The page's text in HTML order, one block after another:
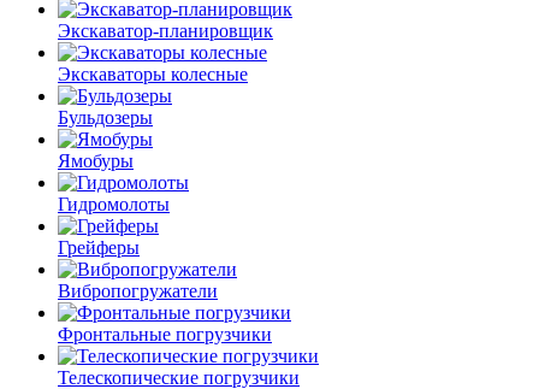
Экскаватор-планировщик
Экскаваторы колесные
Бульдозеры
Ямобуры
Гидромолоты
Грейферы
Вибро­погружатели
Фронтальные погрузчики
Телескопические погрузчики